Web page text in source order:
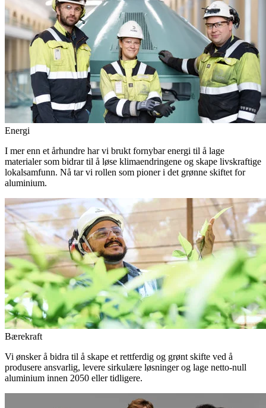
Energi
I mer enn et århundre har vi brukt fornybar energi til å lage
materialer som bidrar til å løse klimaendringene og skape livskraftige
lokalsamfunn. Nå tar vi rollen som pioner i det grønne skiftet for
aluminium.
Bærekraft
Vi ønsker å bidra til å skape et rettferdig og grønt skifte ved å
produsere ansvarlig, levere sirkulære løsninger og lage netto-null
aluminium innen 2050 eller tidligere.